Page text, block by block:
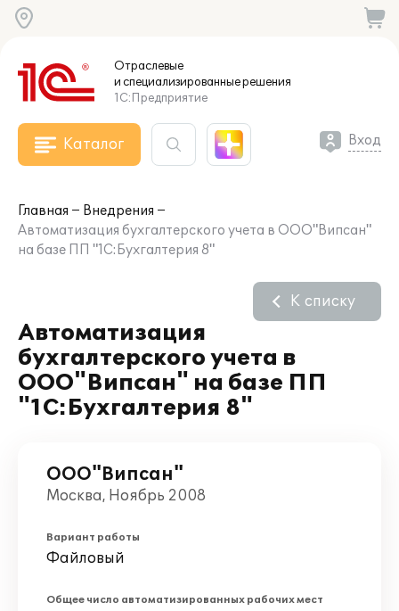
Отраслевые
и специализированныерешения
1С:Предприятие
Каталог Вход
Главная
Внедрения
Автоматизация бухгалтерского учета в ООО"Випсан"
на базе ПП "1С:Бухгалтерия 8"
Автоматизация
бухгалтерского учета в
ООО"Випсан" на базе ПП
"1С:Бухгалтерия 8"
К списку
ООО"Випсан"
Москва, Ноябрь 2008
Вариант работы
Файловый
Общее число автоматизированных рабочих мест